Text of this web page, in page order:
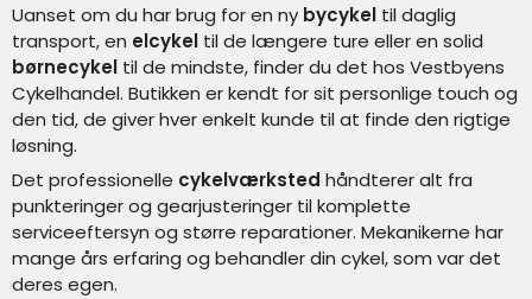
Uanset om du har brug for en ny bycykel til daglig
transport, en elcykel til de længere ture eller en solid
børnecykel til de mindste, finder du det hos Vestbyens
Cykelhandel. Butikken er kendt for sit personlige touch og
den tid, de giver hver enkelt kunde til at finde den rigtige
løsning.
Det professionelle cykelværksted håndterer alt fra
punkteringer og gearjusteringer til komplette
serviceeftersyn og større reparationer. Mekanikerne har
mange års erfaring og behandler din cykel, som var det
deres egen.